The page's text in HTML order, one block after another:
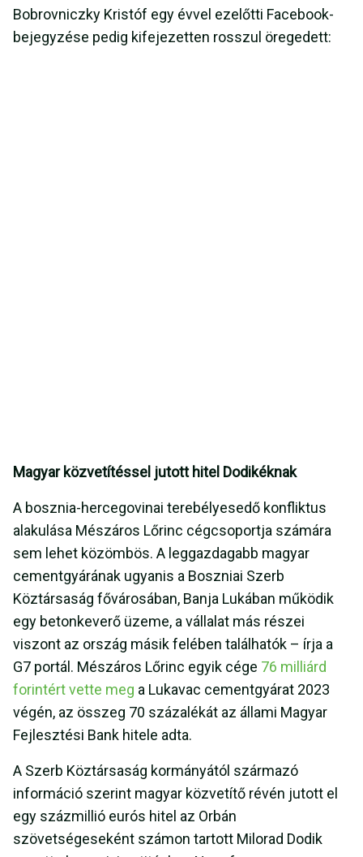
Bobrovniczky Kristóf egy évvel ezelőtti Facebook-
bejegyzése pedig kifejezetten rosszul öregedett:
Magyar közvetítéssel jutott hitel Dodikéknak
A bosznia-hercegovinai terebélyesedő konfliktus
alakulása Mészáros Lőrinc cégcsoportja számára
sem lehet közömbös. A leggazdagabb magyar
cementgyárának ugyanis a Boszniai Szerb
Köztársaság fővárosában, Banja Lukában működik
egy betonkeverő üzeme, a vállalat más részei
viszont az ország másik felében találhatók – írja a
G7 portál. Mészáros Lőrinc egyik cége 76 milliárd
forintért vette meg a Lukavac cementgyárat 2023
végén, az összeg 70 százalékát az állami Magyar
Fejlesztési Bank hitele adta.
A Szerb Köztársaság kormányától származó
információ szerint magyar közvetítő révén jutott el
egy százmillió eurós hitel az Orbán
szövetségeseként számon tartott Milorad Dodik